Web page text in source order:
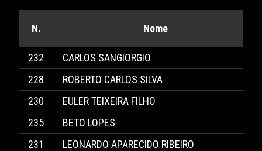
N. Nome
232
CARLOS SANGIORGIO
228
ROBERTO CARLOS SILVA
230
EULER TEIXEIRA FILHO
235
BETO LOPES
231
LEONARDO APARECIDO RIBEIRO